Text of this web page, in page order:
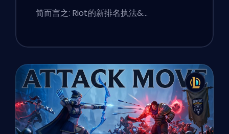
简而言之: Riot的新排名执法&…